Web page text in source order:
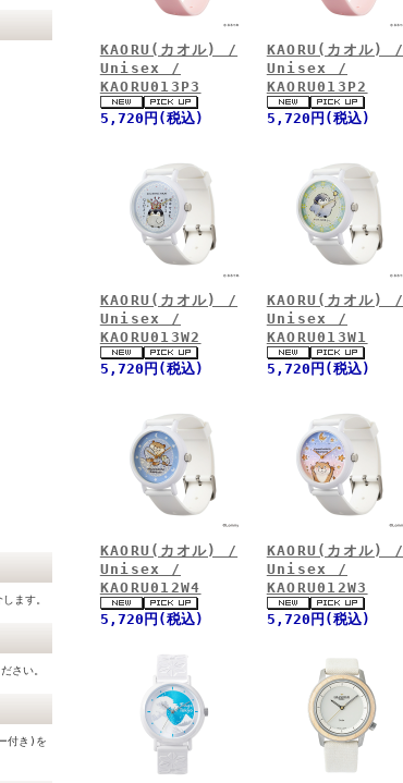
ます。
さい。
付き)を
KAORU(カオル) /
Unisex /
KAORU013P3
5,720円(税込)
KAORU(カオル) /
Unisex /
KAORU013P2
5,720円(税込)
KAORU(カオル) /
Unisex /
KAORU013W2
5,720円(税込)
KAORU(カオル) /
Unisex /
KAORU013W1
5,720円(税込)
KAORU(カオル) /
Unisex /
KAORU012W4
5,720円(税込)
KAORU(カオル) /
Unisex /
KAORU012W3
5,720円(税込)